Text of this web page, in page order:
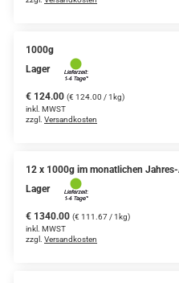
1000g
Lager
€ 124.00 (€ 124.00 / 1kg)
inkl. MWST
zzgl. Versandkosten
12 x 1000g im monatlichen
Lager
€ 1340.00 (€ 111.67 / 1kg)
inkl. MWST
zzgl. Versandkosten